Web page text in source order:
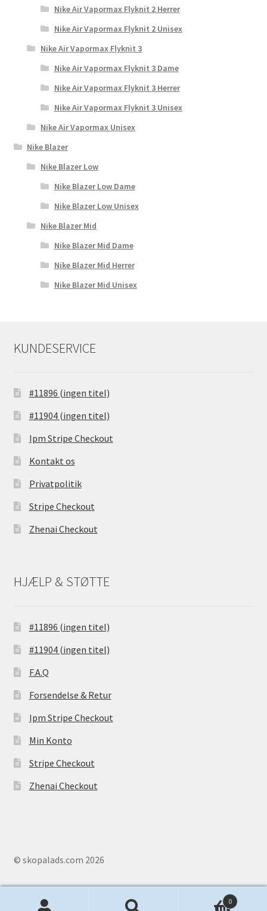
Nike Air Vapormax Flyknit 2 Herrer
Nike Air Vapormax Flyknit 2 Unisex
Nike Air Vapormax Flyknit 3
Nike Air Vapormax Flyknit 3 Dame
Nike Air Vapormax Flyknit 3 Herrer
Nike Air Vapormax Flyknit 3 Unisex
Nike Air Vapormax Unisex
Nike Blazer
Nike Blazer Low
Nike Blazer Low Dame
Nike Blazer Low Unisex
Nike Blazer Mid
Nike Blazer Mid Dame
Nike Blazer Mid Herrer
Nike Blazer Mid Unisex
KUNDESERVICE
#11896 (ingen titel)
#11904 (ingen titel)
Ipm Stripe Checkout
Kontakt os
Privatpolitik
Stripe Checkout
Zhenai Checkout
HJÆLP & STØTTE
#11896 (ingen titel)
#11904 (ingen titel)
F.A.Q
Forsendelse & Retur
Ipm Stripe Checkout
Min Konto
Stripe Checkout
Zhenai Checkout
© skopalads.com 2026
0